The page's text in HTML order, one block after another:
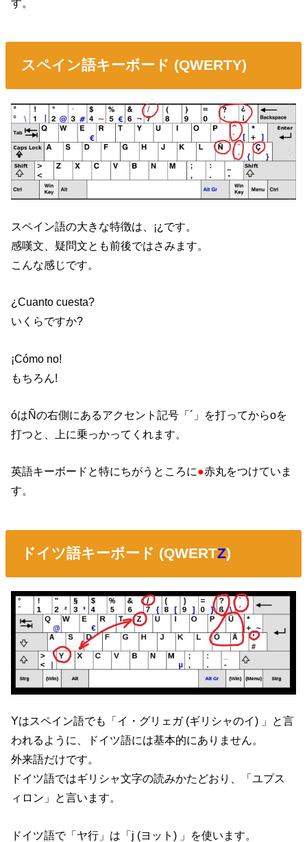
す。
スペイン語キーボード (QWERTY)
スペイン語の大きな特徴は、¡¿です。
感嘆文、疑問文とも前後ではさみます。
こんな感じです。
¿Cuanto cuesta?
いくらですか?
¡Cómo no!
もちろん!
óはÑの右側にあるアクセント記号「´」を打ってからoを
打つと、上に乗っかってくれます。
英語キーボードと特にちがうところに●赤丸をつけていま
す。
ドイツ語キーボード (QWERTZ)
Yはスペイン語でも「イ・グリェガ (ギリシャのイ) 」と言
われるように、ドイツ語には基本的にありません。
外来語だけです。
ドイツ語ではギリシャ文字の読みかたどおり、「ユプス
ィロン」と言います。
ドイツ語で「ヤ行」は「j (ヨット) 」を使います。